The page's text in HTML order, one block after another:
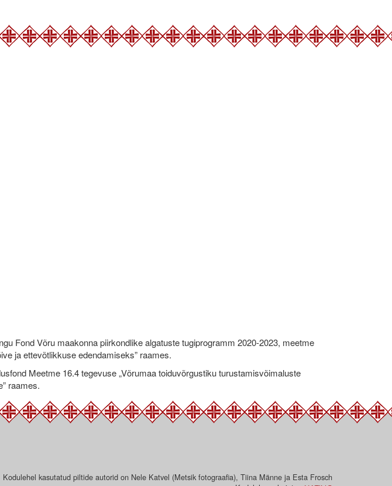
Fond Võru maakonna piirkondlike algatuste tugiprogramm 2020-2023, meetme
ja ettevõtlikkuse edendamiseks” raames.
Meetme 16.4 tegevuse „Võrumaa toiduvõrgustiku turustamisvõimaluste
raames.
Kodulehel kasutatud piltide autorid on Nele Katvel (Metsik fotograafia), Tiina Männe ja Esta Frosch